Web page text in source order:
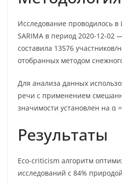
Исследование проводилось в
SARIMA в период 2020-12-02
составила 13576
отобранных методом
Для анализа данных
речи с применением
значимости установлен на α
Результаты
Eco-criticism алгоритм
исследований с 84%